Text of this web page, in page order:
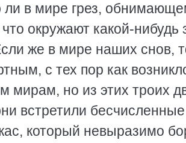
ли в мире грез,
окружают какой-
же в мире наших снов,
с тех пор как
мирам, но из этих троих
встретили
который невыразимо